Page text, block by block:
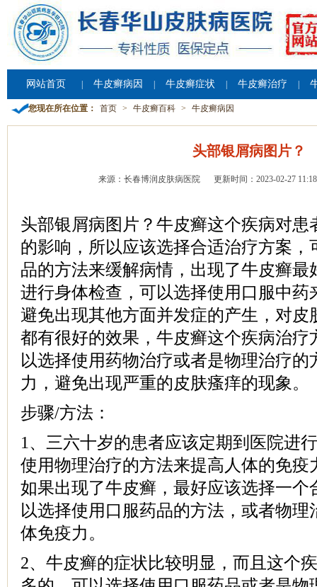
网站首页 牛皮癣病因 牛皮癣症状 牛皮癣治疗
您现在所在位置： 首页 > 牛皮癣百科 > 牛皮癣病因
头部银屑病图片？
来源：长春博润皮肤病医院 更新时间：2023-02-27
头部银屑病图片？牛皮癣这个疾病对患
的影响，所以应该选择合适治疗方案，
品的方法来缓解病情，出现了牛皮癣最
进行身体检查，可以选择使用口服中药
避免出现其他方面并发症的产生，对皮
都有很好的效果，牛皮癣这个疾病治疗
以选择使用药物治疗或者是物理治疗的
力，避免出现严重的皮肤瘙痒的现象。
步骤/方法：
1、三六十岁的患者应该定期到医院进
使用物理治疗的方法来提高人体的免疫
如果出现了牛皮癣，最好应该选择一个
以选择使用口服药品的方法，或者物理
体免疫力。
2、牛皮癣的症状比较明显，而且这个